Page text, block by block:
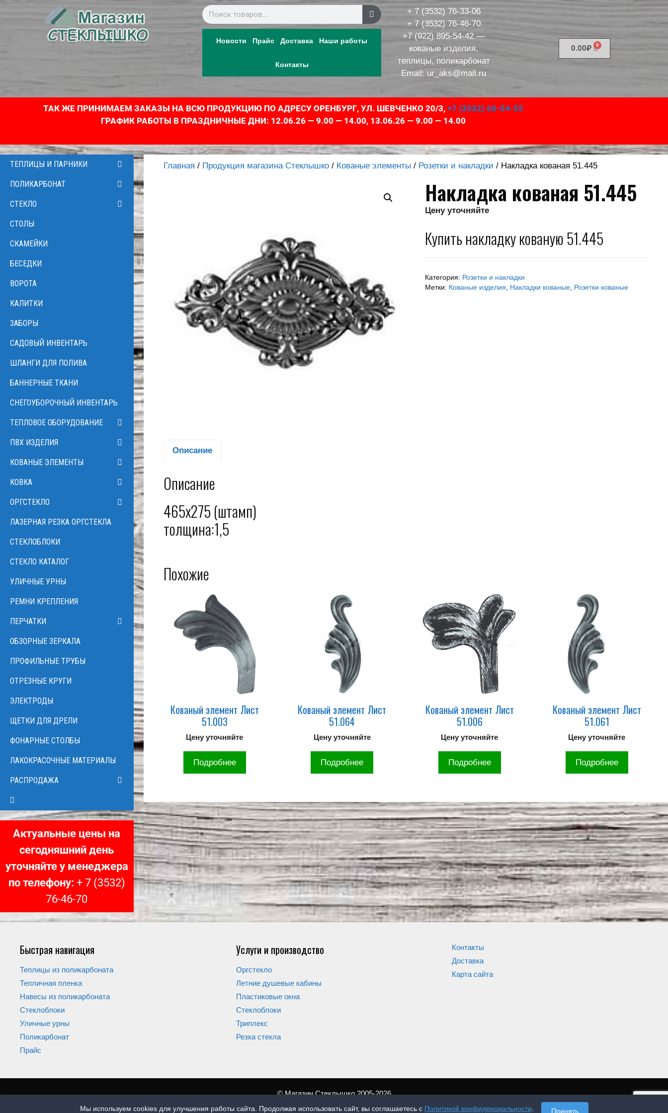
Новости Прайс Доставка Наши работы
Контакты
+ 7 (3532) 76-33-06
+ 7 (3532) 76-46-70
+7 (922) 895-54-42 —
кованые изделия,
теплицы, поликарбонат
Email: ur_aks@mail.ru
0.00₽
ТАК ЖЕ ПРИНИМАЕМ ЗАКАЗЫ НА ВСЮ ПРОДУКЦИЮ ПО АДРЕСУ ОРЕНБУРГ, УЛ. ШЕВЧЕНКО 20/3, +7 (3532) 60-54-55
ГРАФИК РАБОТЫ В ПРАЗДНИЧНЫЕ ДНИ: 12.06.26 — 9.00 — 14.00, 13.06.26 — 9.00 — 14.00
Главная / Продукция магазина Стеклышко/ Кованые элементы / Розетки и накладки / Накладка кованая 51.445
Накладка кованая 51.445
Цену уточняйте
Купить накладку кованую 51.445
Категория: Розетки и накладки
Метки: Кованые изделия Накладки кованые Розетки кованые
Описание
Описание
465х275 (штамп)
толщина:1,5
Похожие
Кованый элемент Лист
51.003
Цену уточняйте
Подробнее
Кованый элемент Лист
51.064
Цену уточняйте
Подробнее
Кованый элемент Лист
51.006
Цену уточняйте
Подробнее
Кованый элемент Лист
51.061
Цену уточняйте
Подробнее
ТЕПЛИЦЫ И ПАРНИКИ
ПОЛИКАРБОНАТ
СТЕКЛО
CТОЛЫ
СКАМЕЙКИ
БЕСЕДКИ
ВОРОТА
КАЛИТКИ
ЗАБОРЫ
САДОВЫЙ ИНВЕНТАРЬ
ШЛАНГИ ДЛЯ ПОЛИВА
БАННЕРНЫЕ ТКАНИ
CНЕГОУБОРОЧНЫЙ ИНВЕНТАРЬ
ТЕПЛОВОЕ ОБОРУДОВАНИЕ
ПВХ ИЗДЕЛИЯ
КОВАНЫЕ ЭЛЕМЕНТЫ
КОВКА
ОРГСТЕКЛО
ЛАЗЕРНАЯ РЕЗКА ОРГСТЕКЛА
СТЕКЛОБЛОКИ
СТЕКЛО КАТАЛОГ
УЛИЧНЫЕ УРНЫ
РЕМНИ КРЕПЛЕНИЯ
ПЕРЧАТКИ
ОБЗОРНЫЕ ЗЕРКАЛА
ПРОФИЛЬНЫЕ ТРУБЫ
ОТРЕЗНЫЕ КРУГИ
ЭЛЕКТРОДЫ
ЩЕТКИ ДЛЯ ДРЕЛИ
ФОНАРНЫЕ СТОЛБЫ
ЛАКОКРАСОЧНЫЕ МАТЕРИАЛЫ
РАСПРОДАЖА
Актуальные цены на
сегодняшний день
уточняйте у менеджера
по телефону: + 7 (3532)
76-46-70
Быстрая навигация
Теплицы из поликарбоната
Тепличная пленка
Навесы из поликарбоната
Стеклоблоки
Уличные урны
Поликарбонат
Прайс
Услуги и производство
Оргстекло
Летние душевые кабины
Пластиковые окна
Стеклоблоки
Триплекс
Резка стекла
Контакты
Доставка
Карта сайта
© Магазин Стеклышко 2005-2026
Мы используем cookies для улучшения работы сайта. Продолжая использовать сайт, вы соглашаетесь с Политикой конфиденциальности Принять